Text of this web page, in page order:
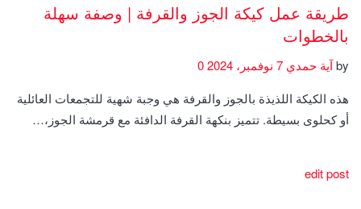
طريقة عمل كيكة الجوز والقرفة | وصفة سهلة
بالخطوات
byآية حمدي
هذه الكيكة اللذيذة بالجوز والقرفة هي وجبة شهية للتجمعات العائلية
أو كحلوى بسيطة. تتميز بنكهة القرفة الدافئة مع قرمشة الجوز،…
edit post